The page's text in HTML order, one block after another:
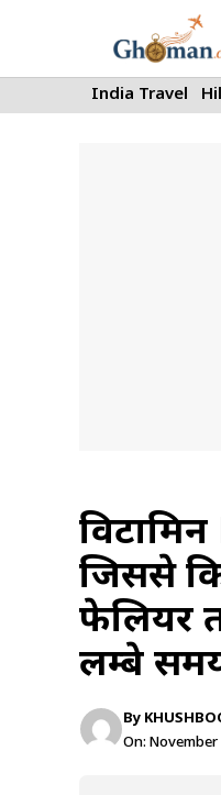
India Travel
जिससे
फेलियर
लम्बे
By
On: November